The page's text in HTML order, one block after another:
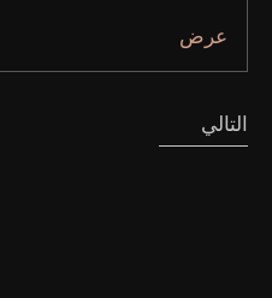
عرض
التالي